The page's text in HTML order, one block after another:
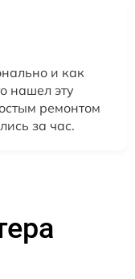
и как
нашел эту
ремонтом
за час.